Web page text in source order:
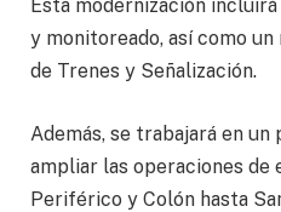
Esta modernización
y monitoreado, así como
de Trenes y Señalización.
Además, se trabajará en
ampliar las operaciones de
Periférico y Colón hasta